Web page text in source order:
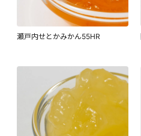
瀬戸内せとかみかん55HR